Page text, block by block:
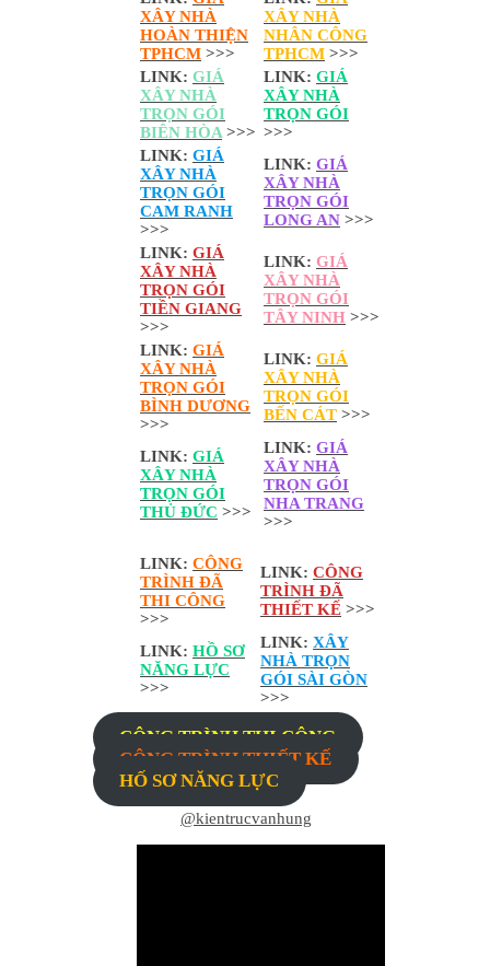
XÂY NHÀ
HOÀN THIỆN
TPHCM >>>
XÂY NHÀ
NHÂN CÔNG
TPHCM >>>
LINK: GIÁ
XÂY NHÀ
TRỌN GÓI
BIÊN HÒA >>>
LINK: GIÁ
XÂY NHÀ
TRỌN GÓI
>>>
LINK: GIÁ
XÂY NHÀ
TRỌN GÓI
CAM RANH
>>>
LINK: GIÁ
XÂY NHÀ
TRỌN GÓI
LONG AN >>>
LINK: GIÁ
XÂY NHÀ
TRỌN GÓI
TIỀN GIANG
>>>
LINK: GIÁ
XÂY NHÀ
TRỌN GÓI
TÂY NINH >>>
LINK: GIÁ
XÂY NHÀ
TRỌN GÓI
BÌNH DƯƠNG
>>>
LINK: GIÁ
XÂY NHÀ
TRỌN GÓI
BẾN CÁT >>>
LINK: GIÁ
XÂY NHÀ
TRỌN GÓI
THỦ ĐỨC >>>
LINK: GIÁ
XÂY NHÀ
TRỌN GÓI
NHA TRANG
>>>
LINK: CÔNG
TRÌNH ĐÃ
THI CÔNG
>>>
LINK: CÔNG
TRÌNH ĐÃ
THIẾT KẾ >>>
LINK: HỒ SƠ
NĂNG LỰC
>>>
LINK: XÂY
NHÀ TRỌN
GÓI SÀI GÒN
>>>
CÔNG TRÌNH THI CÔNG
CÔNG TRÌNH THIẾT KẾ
HỐ SƠ NĂNG LỰC
@kientrucvanhung